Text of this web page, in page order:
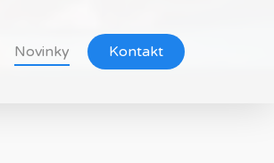
Novinky Kontakt